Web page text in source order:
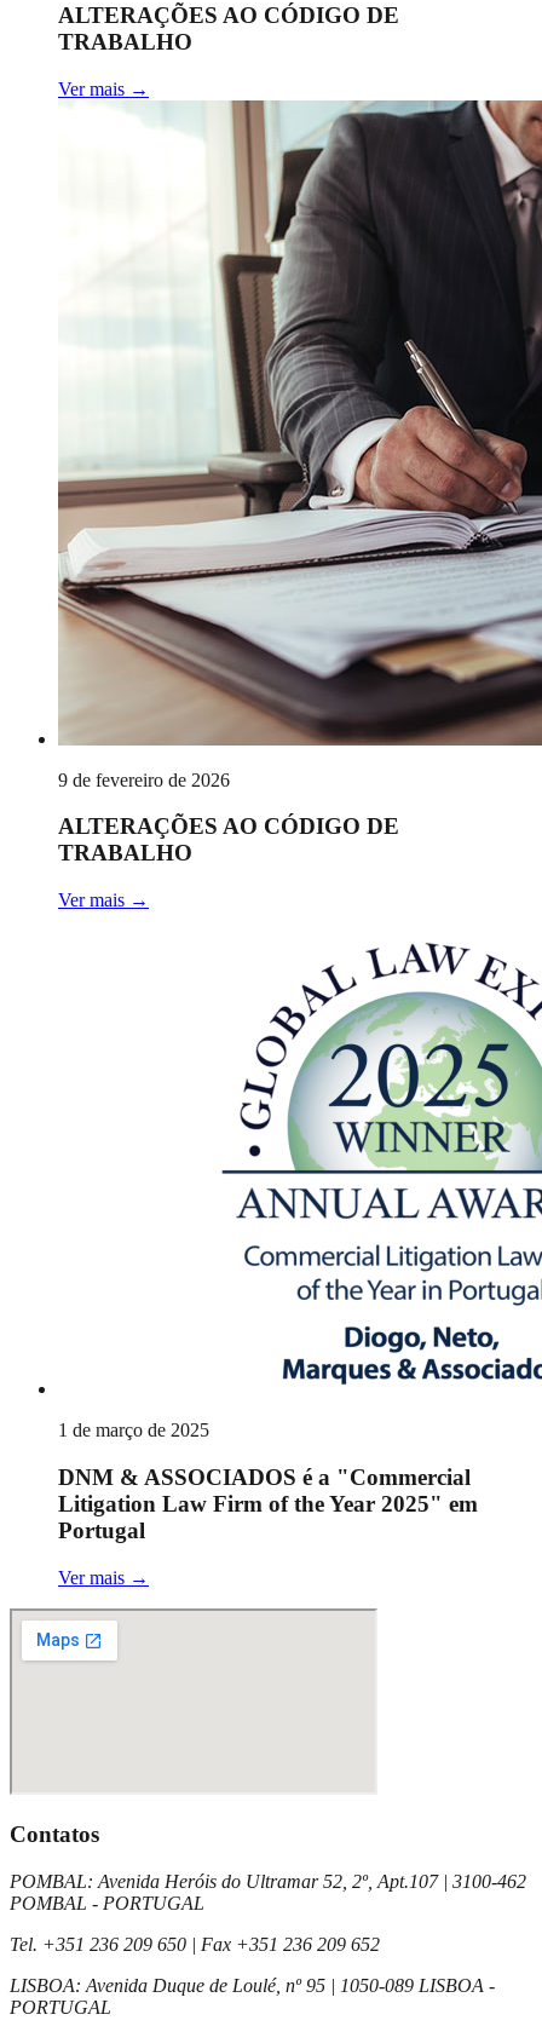
ALTERAÇÕES AO CÓDIGO DE
TRABALHO
Ver mais →
9 de fevereiro de 2026
ALTERAÇÕES AO CÓDIGO DE
TRABALHO
Ver mais →
1 de março de 2025
DNM & ASSOCIADOS é a "Commercial
Litigation Law Firm of the Year 2025" em
Portugal
Ver mais →
Contatos
POMBAL: Avenida Heróis do Ultramar 52, 2º, Apt.107| 3100-462
POMBAL - PORTUGAL
Tel. +351 236 209 650 | Fax +351 236 209 652
LISBOA: Avenida Duque de Loulé, nº 95 | 1050-089 LISBOA -
PORTUGAL